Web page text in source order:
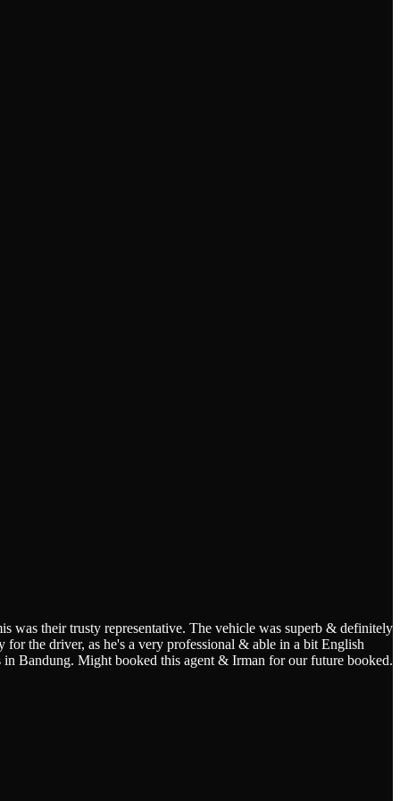
was their trusty representative. The vehicle was superb & definitely
the driver, as he's a very professional & able in a bit English
Bandung. Might booked this agent & Irman for our future booked.